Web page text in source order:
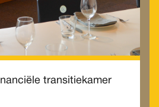
transitiekamer